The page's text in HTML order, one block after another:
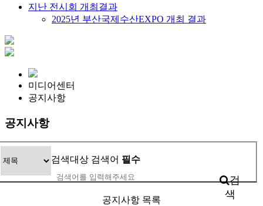
지난 전시회 개최결과
2025년 부산국제수산EXPO 개최 결과
미디어센터
공지사항
공지사항
검색대상 검색어 필수
검
색
공지사항 목록